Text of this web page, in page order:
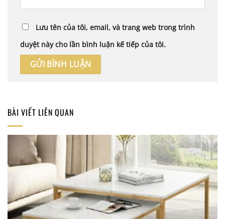
Lưu tên của tôi, email, và trang web trong trình
duyệt này cho lần bình luận kế tiếp của tôi.
BÀI VIẾT LIÊN QUAN